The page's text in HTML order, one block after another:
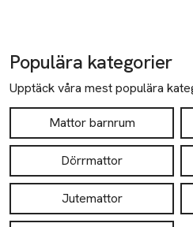
Populära kategorier
Upptäck våra mest populära
Mattor barnrum
Dörrmattor
Jutemattor